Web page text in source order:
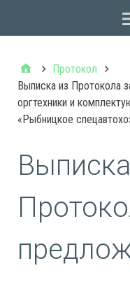
Протокол
Выписка из Протокола
оргтехники и
«Рыбницкое